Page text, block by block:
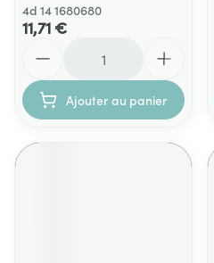
4d 14 1680680
11,71 €
Ajouter au panier